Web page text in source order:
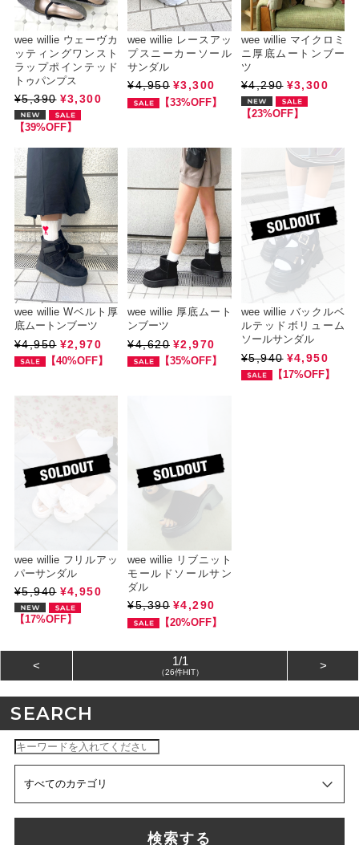
wee willie ウェーヴカ
ッティングワンスト
ラップポインテッド
トゥパンプス
¥5,390 ¥3,300
【39%OFF】
wee willie レースアッ
プスニーカーソール
サンダル
¥4,950 ¥3,300
【33%OFF】
wee willie マイクロミ
ニ厚底ムートンブー
ツ
¥4,290 ¥3,300
【23%OFF】
wee willie Wベルト厚
底ムートンブーツ
¥4,950 ¥2,970
【40%OFF】
wee willie 厚底ムート
ンブーツ
¥4,620 ¥2,970
【35%OFF】
wee willie バックルベ
ルテッドボリューム
ソールサンダル
¥5,940 ¥4,950
【17%OFF】
wee willie フリルアッ
パーサンダル
¥5,940 ¥4,950
【17%OFF】
wee willie リブニット
モールドソールサン
ダル
¥5,390 ¥4,290
【20%OFF】
< 1/1
（26件HIT） >
SEARCH
検索する